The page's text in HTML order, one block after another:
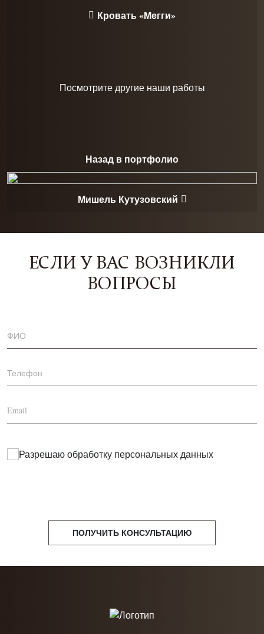
Кровать «Мегги»
Посмотрите другие наши работы
Назад в портфолио
Мишель Кутузовский
ЕСЛИ У ВАС ВОЗНИКЛИ
ВОПРОСЫ
Разрешаю обработку персональных данных
ПОЛУЧИТЬ КОНСУЛЬТАЦИЮ